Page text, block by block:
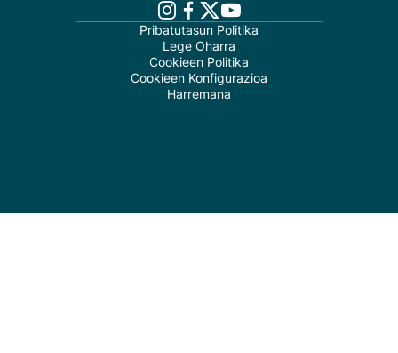
Pribatutasun Politika
Lege Oharra
Cookieen Politika
Cookieen Konfigurazioa
Harremana